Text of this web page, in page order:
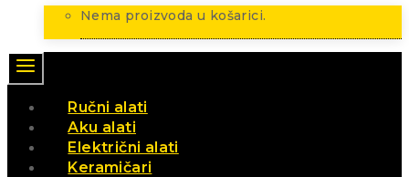
Nema proizvoda u košarici.
Ručni alati
Aku alati
Električni alati
Keramičari